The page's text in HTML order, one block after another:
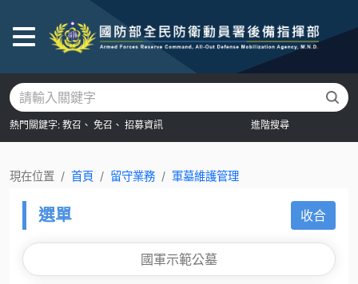
熱門關鍵字: 教召、 免召、 招募資訊 進階搜尋
現在位置 首頁 留守業務 軍墓維護管理
選單 收合
國軍示範公墓